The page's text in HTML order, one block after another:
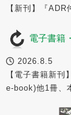
【新刊】『
電子書籍
2026.8.5
【電子書籍新
e-book)他1冊、